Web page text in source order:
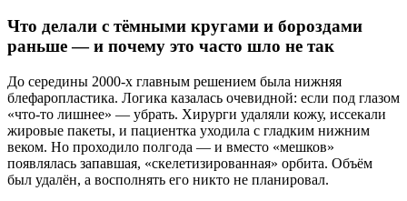
Что делали с тёмными кругами и бороздами
раньше — и почему это часто шло не так
До середины 2000-х главным решением была нижняя
блефаропластика. Логика казалась очевидной: если под глазом
«что-то лишнее» — убрать. Хирурги удаляли кожу, иссекали
жировые пакеты, и пациентка уходила с гладким нижним
веком. Но проходило полгода — и вместо «мешков»
появлялась запавшая, «скелетизированная» орбита. Объём
был удалён, а восполнять его никто не планировал.